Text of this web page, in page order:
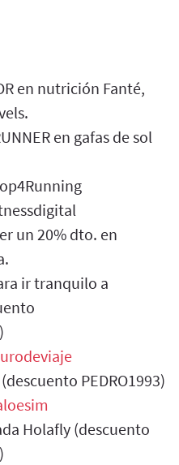
en nutrición Fanté,
en gafas de sol
un 20% dto. en
ir tranquilo a
PEDRO1993)
Holafly (descuento